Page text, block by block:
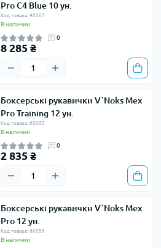
Pro C4 Blue 10 ун.
Код товара: 40267
В наличии
0
8 285 ₴
Боксерські рукавички V`Noks Mex
Pro Training 12 ун.
Код товара: 60055
В наличии
0
2 835 ₴
Боксерські рукавички V`Noks Mex
Pro 12 ун.
Код товара: 60056
В наличии